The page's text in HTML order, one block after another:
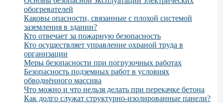
обогревателей
Каковы опасности, связанные с плохой системой
заземления в здании?
Кто отвечает за пожарную безопасность
Кто осуществляет управление охраной труда в
организации
Меры безопасности при погрузочных работах
Безопасность подземных работ в условиях
обводнённого массива
Что можно и что нельзя делать при перекачке бетона
Как долго служат структурно-изолированные панели?